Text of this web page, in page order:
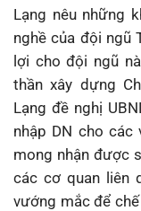
Lạng nêu những
nghề của đội ngũ
lợi cho đội ngũ
thần xây dựng
Lạng đề nghị
nhập DN cho các
mong nhận được
các cơ quan liên
vướng mắc để